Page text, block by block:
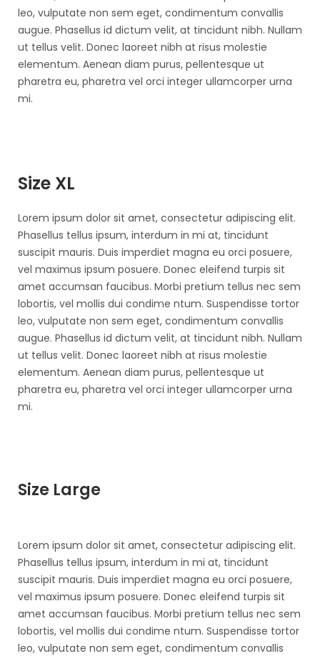
leo, vulputate non sem eget, condimentum convallis
augue. Phasellus id dictum velit, at tincidunt nibh. Nullam
ut tellus velit. Donec laoreet nibh at risus molestie
elementum. Aenean diam purus, pellentesque ut
pharetra eu, pharetra vel orci integer ullamcorper urna
mi.
Size XL
Lorem ipsum dolor sit amet, consectetur adipiscing elit.
Phasellus tellus ipsum, interdum in mi at, tincidunt
suscipit mauris. Duis imperdiet magna eu orci posuere,
vel maximus ipsum posuere. Donec eleifend turpis sit
amet accumsan faucibus. Morbi pretium tellus nec sem
lobortis, vel mollis dui condime ntum. Suspendisse tortor
leo, vulputate non sem eget, condimentum convallis
augue. Phasellus id dictum velit, at tincidunt nibh. Nullam
ut tellus velit. Donec laoreet nibh at risus molestie
elementum. Aenean diam purus, pellentesque ut
pharetra eu, pharetra vel orci integer ullamcorper urna
mi.
Size Large
Lorem ipsum dolor sit amet, consectetur adipiscing elit.
Phasellus tellus ipsum, interdum in mi at, tincidunt
suscipit mauris. Duis imperdiet magna eu orci posuere,
vel maximus ipsum posuere. Donec eleifend turpis sit
amet accumsan faucibus. Morbi pretium tellus nec sem
lobortis, vel mollis dui condime ntum. Suspendisse tortor
leo, vulputate non sem eget, condimentum convallis